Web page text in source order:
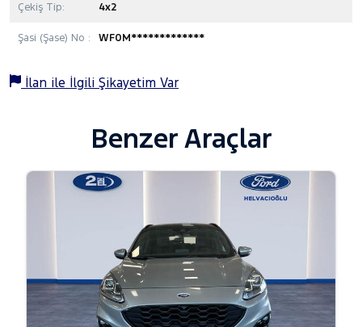
Çekiş Tip: 4x2
Şasi (Şase) No : WF0M*************
İlan ile İlgili Şikayetim Var
Benzer Araçlar